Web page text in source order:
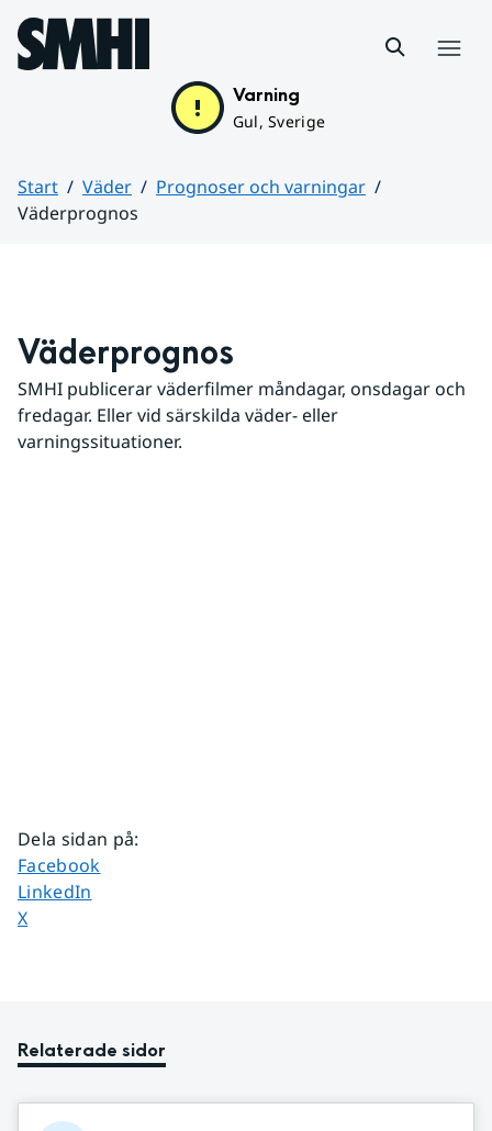
Hoppa till sidans innehåll
Varning
Gul, Sverige
Start Väder
Prognoser och varningar
Väderprognos
Väderprognos
SMHI publicerar väderfilmer måndagar, onsdagar och
fredagar. Eller vid särskilda väder- eller
varningssituationer.
Dela sidan på:
Dela sidan på
Facebook
Dela sidan på
LinkedIn
Dela sidan på
X
Relaterade sidor